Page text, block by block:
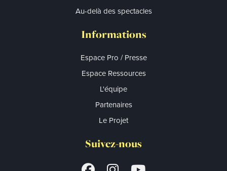
Au-delà des spectacles
Informations
Espace Pro / Presse
Espace Ressources
L'équipe
Partenaires
Le Projet
Suivez-nous